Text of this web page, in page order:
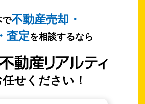
で不動産売却・
査定を相談するなら
せください！